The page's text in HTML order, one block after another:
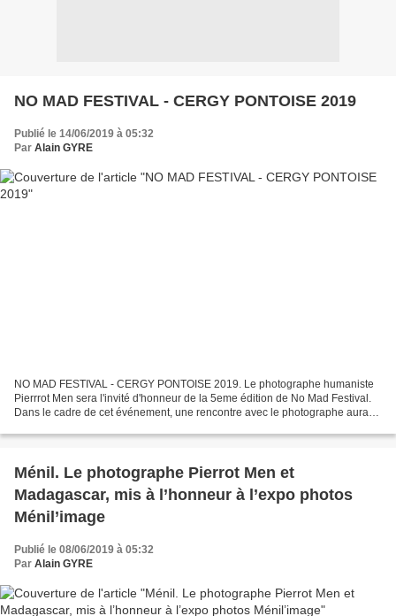
NO MAD FESTIVAL - CERGY PONTOISE 2019
Publié le 14/06/2019 à 05:32
Par Alain GYRE
NO MAD FESTIVAL - CERGY PONTOISE 2019. Le photographe humaniste
Pierrrot Men sera l'invité d'honneur de la 5eme édition de No Mad Festival.
Dans le cadre de cet événement, une rencontre avec le photographe aura
Ménil. Le photographe Pierrot Men et
Madagascar, mis à l’honneur à l’expo photos
Ménil’image
Publié le 08/06/2019 à 05:32
Par Alain GYRE